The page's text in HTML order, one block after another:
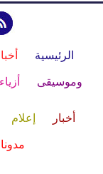
الرئيسية
وموسيقى أزياء
أخبار إعلام